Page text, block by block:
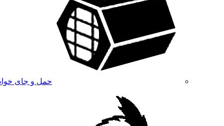
حمل و جای